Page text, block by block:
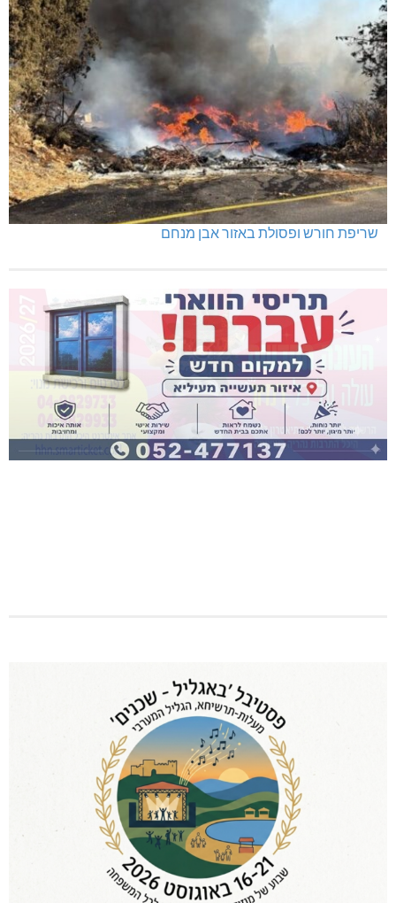
שריפת חורש ופסולת באזור אבן מנחם